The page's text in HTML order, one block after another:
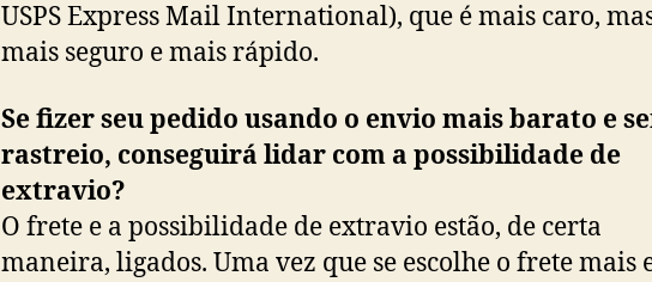
USPS Express Mail International), que é mais caro,
mais seguro e mais rápido.
Se fizer seu pedido usando o envio mais barato e
rastreio, conseguirá lidar com a possibilidade de
extravio?
O frete e a possibilidade de extravio estão, de certa
maneira, ligados. Uma vez que se escolhe o frete mais